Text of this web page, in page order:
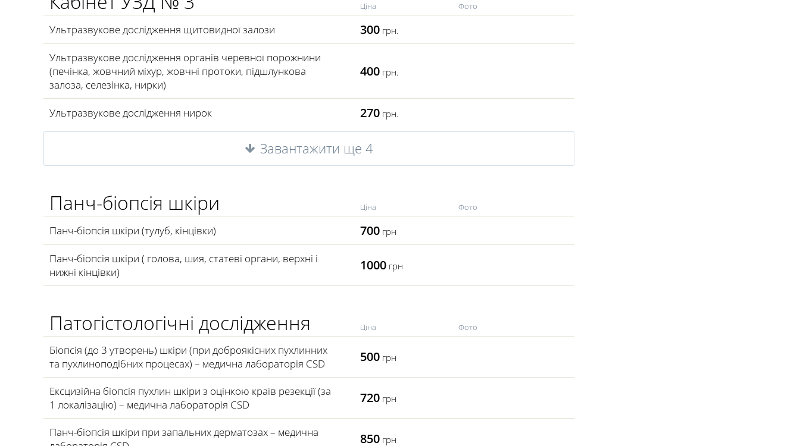
Ціна Фото
Ультразвукове дослідження щитовидної залози 300 грн.
Ультразвукове дослідження органів черевної порожнини
(печінка, жовчний міхур, жовчні протоки, підшлункова
залоза, селезінка, нирки)
400 грн.
Ультразвукове дослідження нирок 270 грн.
Завантажити ще 4
Панч-біопсія шкіри Ціна Фото
Панч-біопсія шкіри (тулуб, кінцівки) 700 грн
Панч-біопсія шкіри ( голова, шия, статеві органи, верхні і
нижні кінцівки)
1000 грн
Патогістологічні дослідження Ціна Фото
Біопсія (до 3 утворень) шкіри (при доброякісних пухлинних
та пухлиноподібних процесах) – медична лабораторія CSD
500 грн
Ексцизійна біопсія пухлин шкіри з оцінкою країв резекції (за
1 локалізацію) – медична лабораторія CSD
720 грн
Панч-біопсія шкіри при запальних дерматозах – медична
850 грн